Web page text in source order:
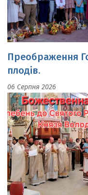
Преображення
06 Серпня 2026
Божественна